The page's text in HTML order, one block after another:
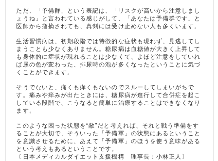
ただ、「予備群」という表記は、「リスクが高いから注意しまし
ょうね」と言われている感じがして、「あなたは予備群です」と
医師から指摘されても、真剣には受け止めない人も多くいます。
生活習慣病は、初期段階では特徴的な症状も現れず、見逃してし
まうことも少なくありません。糖尿病は血糖値が大きく上昇して
も身体的に症状が現れることは少なくて、よほど注意をしていれ
ば尿の色が変わった、排尿時の泡が多くなったということに気づ
くことができます。
そうでないと、痛くも痒くもないのでスルーしてしまいがちで
す。痛みや痒みが出たときには、糖尿病が進行して合併症を起こ
している段階で、こうなると簡単に治療することはできなくなり
ます。
このような困った状態を“敵”だと考えれば、それと戦う準備をす
ることが大切で、そういった「予備軍」の状態にあるということ
を意識させるために、あえて「予備軍」のほうを使う意味がある
という考えもあるということです。
〔日本メディカルダイエット支援機構 理事長：小林正人〕